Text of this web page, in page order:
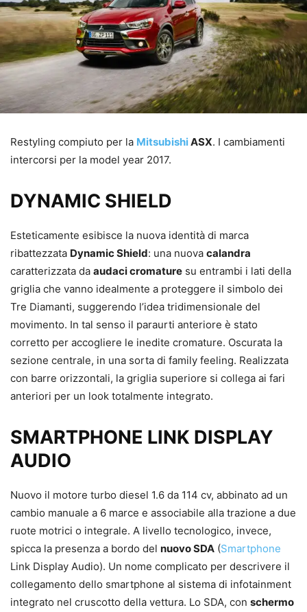
Restyling compiuto per la MitsubishiASX. I cambiamenti
intercorsi per la model year 2017.
DYNAMIC SHIELD
Esteticamente esibisce la nuova identità di marca
ribattezzata Dynamic Shield: una nuova calandra
caratterizzata da audaci cromature su entrambi i lati della
griglia che vanno idealmente a proteggere il simbolo dei
Tre Diamanti, suggerendo l’idea tridimensionale del
movimento. In tal senso il paraurti anteriore è stato
corretto per accogliere le inedite cromature. Oscurata la
sezione centrale, in una sorta di family feeling. Realizzata
con barre orizzontali, la griglia superiore si collega ai fari
anteriori per un look totalmente integrato.
SMARTPHONE LINK DISPLAY
AUDIO
Nuovo il motore turbo diesel 1.6 da 114 cv, abbinato ad un
cambio manuale a 6 marce e associabile alla trazione a due
ruote motrici o integrale. A livello tecnologico, invece,
spicca la presenza a bordo del nuovo SDA (Smartphone
Link Display Audio). Un nome complicato per descrivere il
collegamento dello smartphone al sistema di infotainment
integrato nel cruscotto della vettura. Lo SDA, con schermo